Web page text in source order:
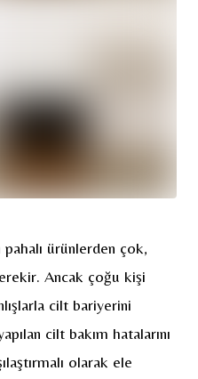
ürünlerden çok,
Ancak çoğu kişi
cilt bariyerini
cilt bakım hatalarını
olarak ele